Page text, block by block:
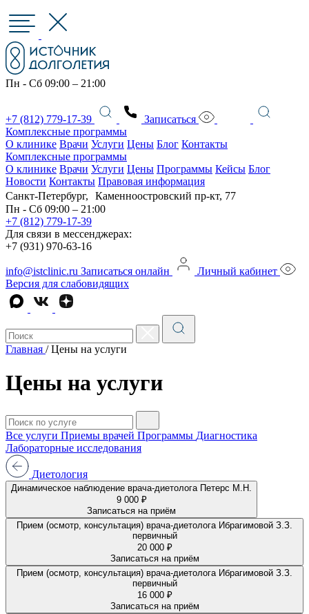
Пн - Сб 09:00 – 21:00
+7 (812) 779-17-39
Записаться
Комплексные программы
О клинике Врачи Услуги Цены Блог Контакты
Комплексные программы
О клинике Врачи Услуги Цены Программы Кейсы Блог
Новости Контакты Правовая информация
Санкт-Петербург, Каменноостровский пр-кт, 77
Пн - Сб 09:00 – 21:00
+7 (812) 779-17-39
Для связи в мессенджерах:
+7 (931) 970-63-16
info@istclinic.ru Записаться онлайн
Личный кабинет
Версия для слабовидящих
Главная / Цены на услуги
Цены на услуги
Все услуги Приемы врачей Программы Диагностика
Лабораторные исследования
Диетология
Динамическое наблюдение врача-диетолога Петерс М.Н.
9 000 ₽
Записаться на приём
Прием (осмотр, консультация) врача-диетолога Ибрагимовой З.З.
первичный
20 000 ₽
Записаться на приём
Прием (осмотр, консультация) врача-диетолога Ибрагимовой З.З.
первичный
16 000 ₽
Записаться на приём